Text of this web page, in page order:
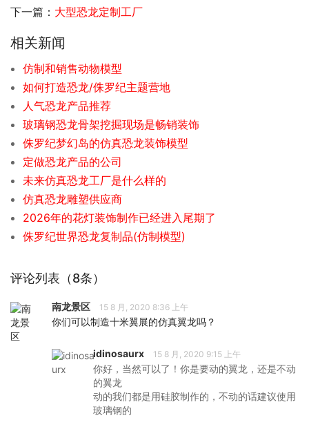
下一篇： 大型恐龙定制工厂
相关新闻
仿制和销售动物模型
如何打造恐龙/侏罗纪主题营地
人气恐龙产品推荐
玻璃钢恐龙骨架挖掘现场是畅销装饰
侏罗纪梦幻岛的仿真恐龙装饰模型
定做恐龙产品的公司
未来仿真恐龙工厂是什么样的
仿真恐龙雕塑供应商
2026年的花灯装饰制作已经进入尾期了
侏罗纪世界恐龙复制品(仿制模型)
评论列表（8条）
南龙景区 15 8 月, 2020 8:36 上午
你们可以制造十米翼展的仿真翼龙吗？
idinosaurx 15 8 月, 2020 9:15 上午
你好，当然可以了！你是要动的翼龙，还是不动
的翼龙
动的我们都是用硅胶制作的，不动的话建议使用
玻璃钢的